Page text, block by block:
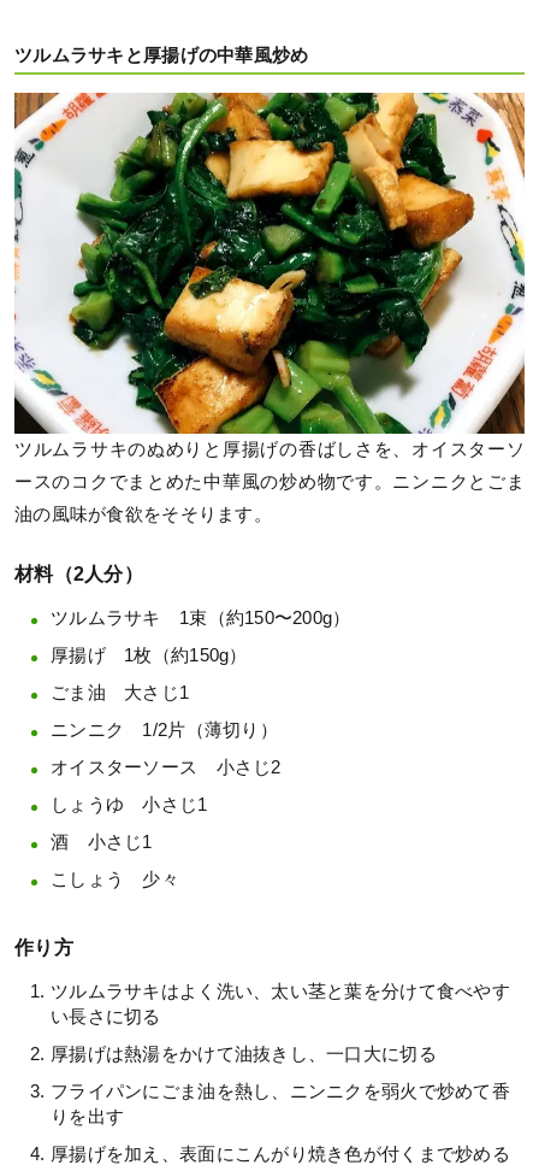
ツルムラサキと厚揚げの中華風炒め
ツルムラサキのぬめりと厚揚げの香ばしさを、オイスターソ
ースのコクでまとめた中華風の炒め物です。ニンニクとごま
油の風味が食欲をそそります。
材料（2人分）
ツルムラサキ 1束（約150〜200g）
厚揚げ 1枚（約150g）
ごま油 大さじ1
ニンニク 1/2片（薄切り）
オイスターソース 小さじ2
しょうゆ 小さじ1
酒 小さじ1
こしょう 少々
作り方
ツルムラサキはよく洗い、太い茎と葉を分けて食べやす
い長さに切る
厚揚げは熱湯をかけて油抜きし、一口大に切る
フライパンにごま油を熱し、ニンニクを弱火で炒めて香
りを出す
厚揚げを加え、表面にこんがり焼き色が付くまで炒める